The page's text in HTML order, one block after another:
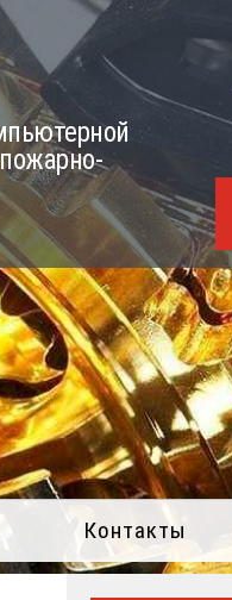
Контакты